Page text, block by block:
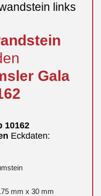
links
Gala
10162
Eckdaten:
mm x 30 mm